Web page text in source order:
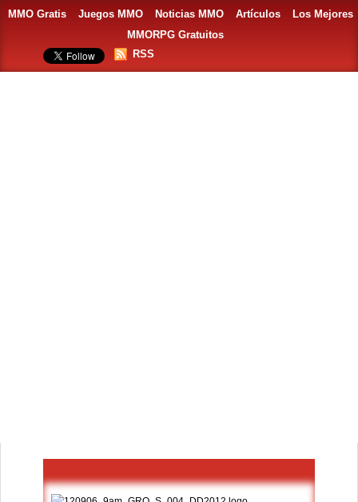
MMO Gratis Juegos MMO Noticias MMO Artículos
Los Mejores
MMORPG Gratuitos
RSS